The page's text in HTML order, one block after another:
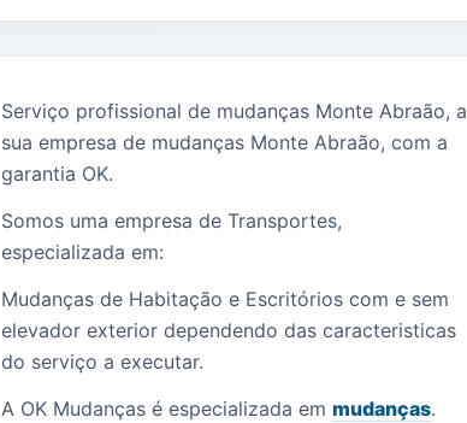
Serviço profissional de mudanças Monte Abraão, a
sua empresa de mudanças Monte Abraão, com a
garantia OK.
Somos uma empresa de Transportes,
especializada em:
Mudanças de Habitação e Escritórios com e sem
elevador exterior dependendo das caracteristicas
do serviço a executar.
A OK Mudanças é especializada emmudanças.